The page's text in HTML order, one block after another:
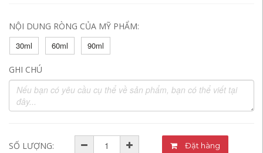
NỘI DUNG RÒNG CỦA MỸ PHẨM:
30ml
60ml 90ml
GHI CHÚ
SỐ LƯỢNG: Đặt hàng